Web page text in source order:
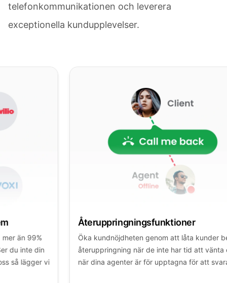
telefonkommunikationen och leverera
exceptionella kundupplevelser.
Återuppringningsfunktioner
Öka kundnöjdheten genom att låta kunder begära
återuppringning när de inte har tid att vänta eller
när dina agenter är för upptagna för att svara.